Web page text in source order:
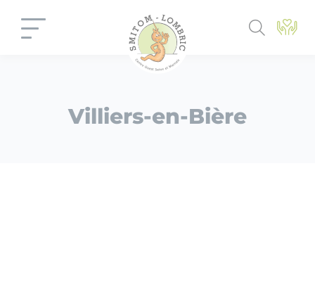
Villiers-en-Bière